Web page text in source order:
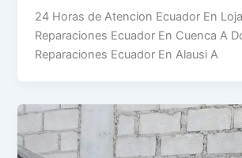
24 Horas de Atencion Ecuador En
Reparaciones Ecuador En Cuenca A
Reparaciones Ecuador En Alausi A